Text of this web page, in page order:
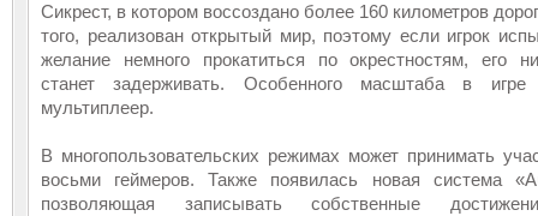
Сикрест, в котором воссоздано более 160 километров
того, реализован открытый мир, поэтому если игрок
желание немного прокатиться по окрестностям, его
станет задерживать. Особенного масштаба в игре
мультиплеер.
В многопользовательских режимах может принимать
восьми геймеров. Также появилась новая система
позволяющая записывать собственные